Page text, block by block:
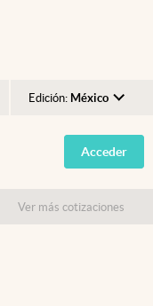
Edición: México
Argentina
España
USA
Acceder
Ver más cotizaciones